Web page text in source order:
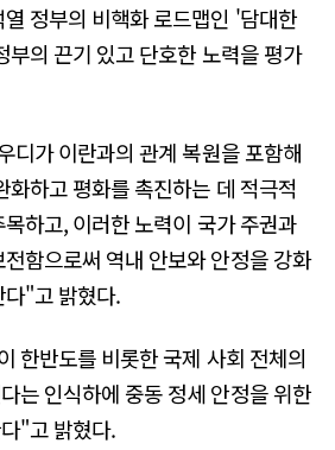
정부의 비핵화 로드맵인 '담대한
부의 끈기 있고 단호한 노력을 평가
디가 이란과의 관계 복원을 포함해
화하고 평화를 촉진하는 데 적극적
하고, 이러한 노력이 국가 주권과
함으로써 역내 안보와 안정을 강화
다"고 밝혔다.
한반도를 비롯한 국제 사회 전체의
는 인식하에 중동 정세 안정을 위한
"고 밝혔다.